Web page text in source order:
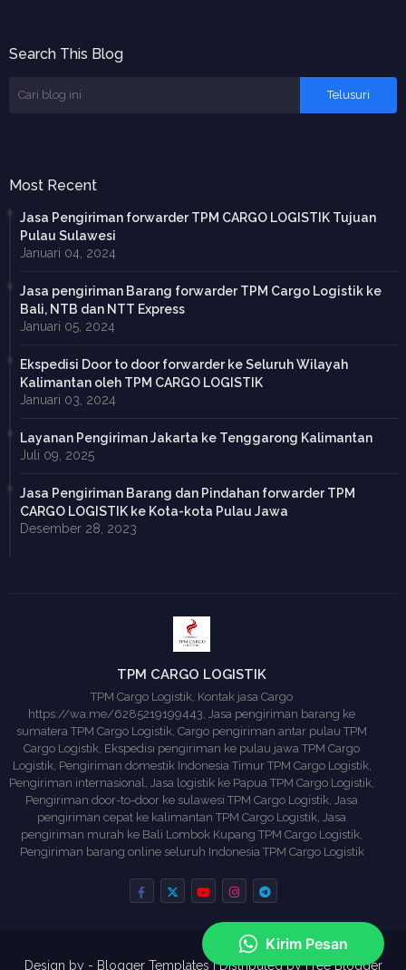
Search This Blog
Most Recent
Jasa Pengiriman forwarder TPM CARGO LOGISTIK Tujuan
Pulau Sulawesi
Januari 04, 2024
Jasa pengiriman Barang forwarder TPM Cargo Logistik ke
Bali, NTB dan NTT Express
Januari 05, 2024
Ekspedisi Door to door forwarder ke Seluruh Wilayah
Kalimantan oleh TPM CARGO LOGISTIK
Januari 03, 2024
Layanan Pengiriman Jakarta ke Tenggarong Kalimantan
Juli 09, 2025
Jasa Pengiriman Barang dan Pindahan forwarder TPM
CARGO LOGISTIK ke Kota-kota Pulau Jawa
Desember 28, 2023
TPM CARGO LOGISTIK
TPM Cargo Logistik, Kontak jasa Cargo
https://wa.me/6285219199443, Jasa pengiriman barang ke
sumatera TPM Cargo Logistik, Cargo pengiriman antar pulau TPM
Cargo Logistik, Ekspedisi pengiriman ke pulau jawa TPM Cargo
Logistik, Pengiriman domestik Indonesia Timur TPM Cargo Logistik,
Pengiriman internasional, Jasa logistik ke Papua TPM Cargo Logistik,
Pengiriman door-to-door ke sulawesi TPM Cargo Logistik, Jasa
pengiriman cepat ke kalimantan TPM Cargo Logistik, Jasa
pengiriman murah ke Bali Lombok Kupang TPM Cargo Logistik,
Pengiriman barang online seluruh Indonesia TPM Cargo Logistik
Design by - Blogger Templates| Distributed byFree Blogger